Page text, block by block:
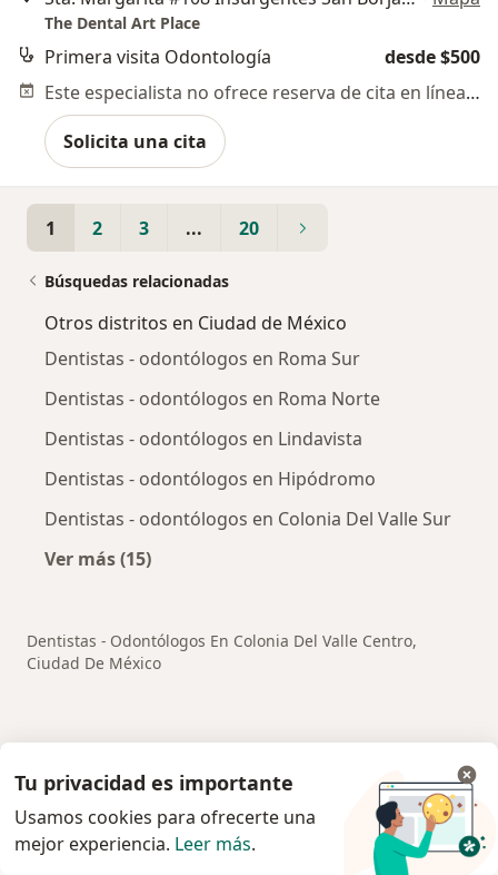
The Dental Art Place
Primera visita Odontología
desde $500
Este especialista no ofrece reserva de cita en línea en esta dirección.
Solicita una cita
1 2 3 ... 20
Búsquedas relacionadas
Otros distritos en Ciudad de México
Dentistas - odontólogos en Roma Sur
Dentistas - odontólogos en Roma Norte
Dentistas - odontólogos en Lindavista
Dentistas - odontólogos en Hipódromo
Dentistas - odontólogos en Colonia Del Valle Sur
Ver más (15)
Dentistas - Odontólogos En Colonia Del Valle Centro,
Ciudad De México
Servicio
Privacidad y cookies
Quiénes somos
Tu privacidad es importante
Usamos cookies para ofrecerte una
mejor experiencia. Leer más.